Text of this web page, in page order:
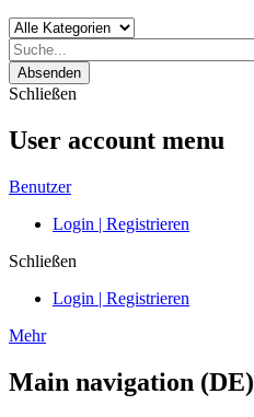
Absenden
Schließen
User account menu
Benutzer
Login | Registrieren
Schließen
Login | Registrieren
Mehr
Main navigation (DE)